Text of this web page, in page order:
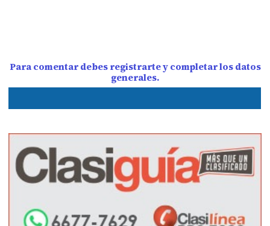
Para comentar debes registrarte y completar los datos
generales.